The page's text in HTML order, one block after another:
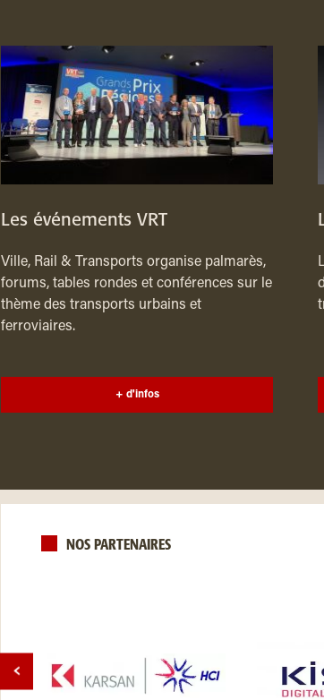
Les événements VRT
Ville, Rail & Transports organise palmarès,
forums, tables rondes et conférences sur le
thème des transports urbains et
ferroviaires.
+ d'infos
NOS PARTENAIRES